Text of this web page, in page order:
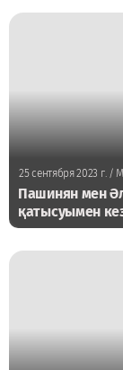
25 сентября 2023 г./
Пашинян мен
қатысуымен